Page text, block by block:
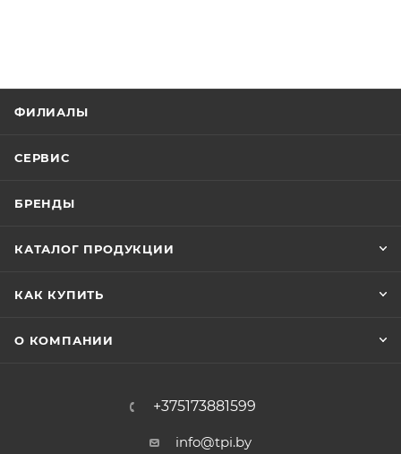
ФИЛИАЛЫ
СЕРВИС
БРЕНДЫ
КАТАЛОГ ПРОДУКЦИИ
КАК КУПИТЬ
О КОМПАНИИ
+375173881599
info@tpi.by